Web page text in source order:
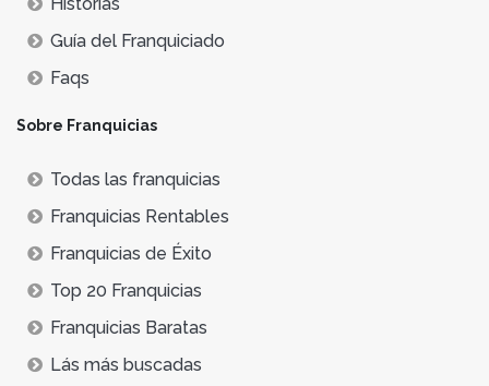
Guía del Franquiciado
Faqs
Sobre Franquicias
Todas las franquicias
Franquicias Rentables
Franquicias de Éxito
Top 20 Franquicias
Franquicias Baratas
Lás más buscadas